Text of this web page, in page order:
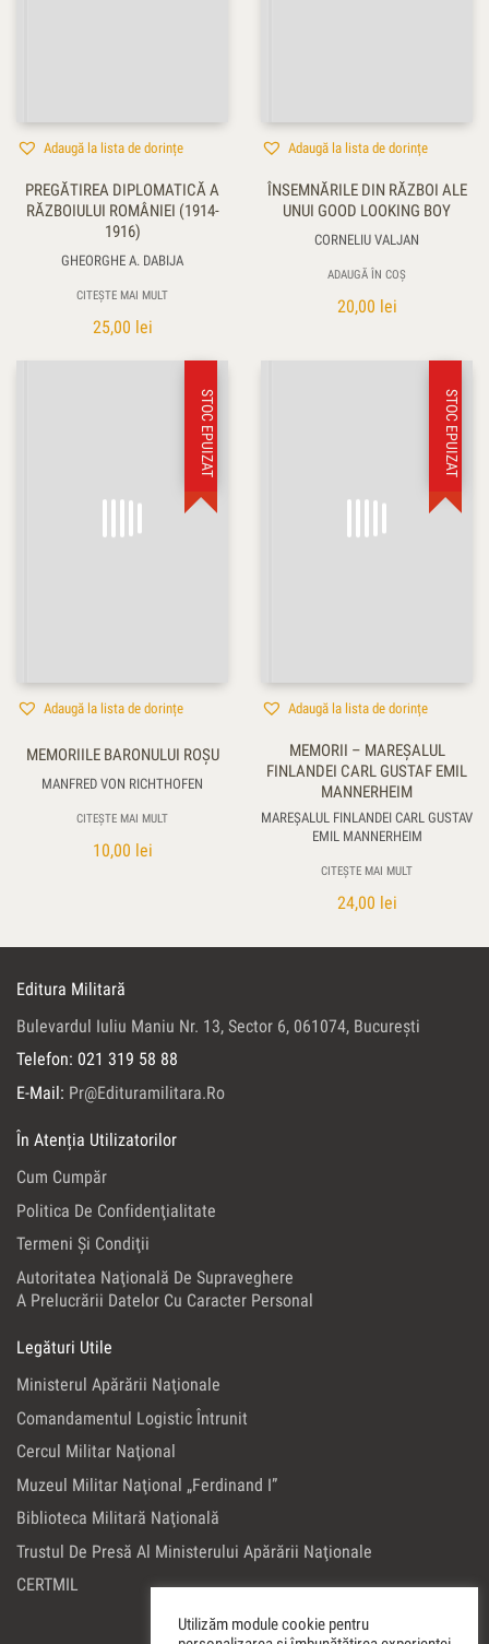
Adaugă la lista de dorințe
PREGĂTIREA DIPLOMATICĂ A
RĂZBOIULUI ROMÂNIEI (1914-
1916)
GHEORGHE A. DABIJA
CITEȘTE MAI MULT
25,00 lei
Adaugă la lista de dorințe
ÎNSEMNĂRILE DIN RĂZBOI ALE
UNUI GOOD LOOKING BOY
CORNELIU VALJAN
ADAUGĂ ÎN COȘ
20,00 lei
STOC EPUIZAT
Adaugă la lista de dorințe
MEMORIILE BARONULUI ROŞU
MANFRED VON RICHTHOFEN
CITEȘTE MAI MULT
10,00 lei
STOC EPUIZAT
Adaugă la lista de dorințe
MEMORII – MAREŞALUL
FINLANDEI CARL GUSTAF EMIL
MANNERHEIM
MAREŞALUL FINLANDEI CARL GUSTAV
EMIL MANNERHEIM
CITEȘTE MAI MULT
24,00 lei
Editura Militară
Bulevardul Iuliu Maniu Nr. 13, Sector 6, 061074, Bucureşti
Telefon: 021 319 58 88
E-Mail: Pr@edituramilitara.ro
În Atenția Utilizatorilor
Cum Cumpăr
Politica De Confidenţialitate
Termeni Şi Condiţii
Autoritatea Naţională De Supraveghere
A Prelucrării Datelor Cu Caracter Personal
Legături Utile
Ministerul Apărării Naţionale
Comandamentul Logistic Întrunit
Cercul Militar Naţional
Muzeul Militar Naţional „Ferdinand I”
Biblioteca Militară Naţională
Trustul De Presă Al Ministerului Apărării Naţionale
CERTMIL
Utilizăm module cookie pentru